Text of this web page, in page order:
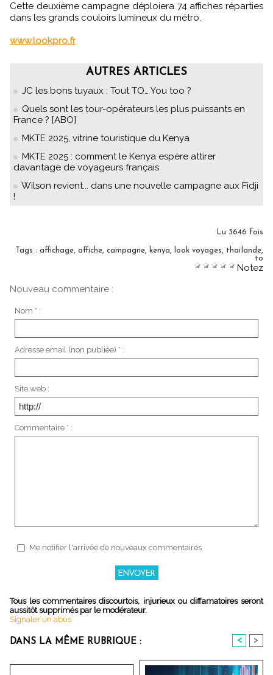
Cette deuxième campagne déploiera 74 affiches réparties
dans les grands couloirs lumineux du métro.
www.lookpro.fr
AUTRES ARTICLES
JC les bons tuyaux : Tout TO… You too ?
Quels sont les tour-opérateurs les plus puissants en
France ? [ABO]
MKTE 2025, vitrine touristique du Kenya
MKTE 2025 : comment le Kenya espère attirer
davantage de voyageurs français
Wilson revient... dans une nouvelle campagne aux Fidji
!
Lu 3646 fois
Tags : affichage, affiche, campagne, kenya, look voyages, thaïlande,
to
Notez
Nouveau commentaire :
Nom * :
Adresse email (non publiée) * :
Site web :
Commentaire * :
Me notifier l'arrivée de nouveaux commentaires
Tous les commentaires discourtois, injurieux ou diffamatoires seront
aussitôt supprimés par le modérateur.
Signaler un abus
DANS LA MÊME RUBRIQUE : < >